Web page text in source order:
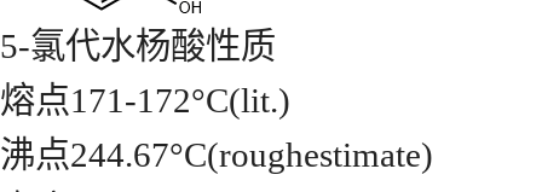
5-氯代水杨酸性质
熔点171-172°C(lit.)
沸点244.67°C(roughestimate)